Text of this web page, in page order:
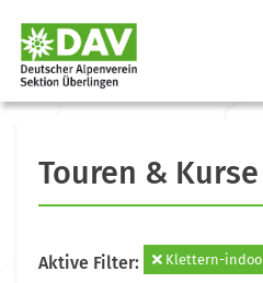
Touren &
Aktive Filter: Klettern-